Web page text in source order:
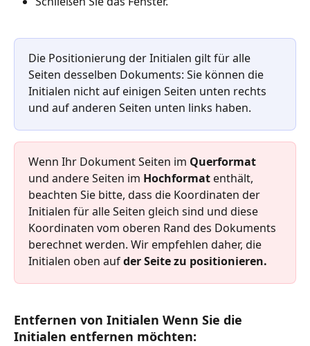
Die Positionierung der Initialen gilt für alle
Seiten desselben Dokuments: Sie können die
Initialen nicht auf einigen Seiten unten rechts
und auf anderen Seiten unten links haben.
Wenn Ihr Dokument Seiten im Querformat
und andere Seiten im Hochformat enthält,
beachten Sie bitte, dass die Koordinaten der
Initialen für alle Seiten gleich sind und diese
Koordinaten vom oberen Rand des Dokuments
berechnet werden. Wir empfehlen daher, die
Initialen oben auf der Seite zu positionieren.
Entfernen von Initialen Wenn Sie die
Initialen entfernen möchten: